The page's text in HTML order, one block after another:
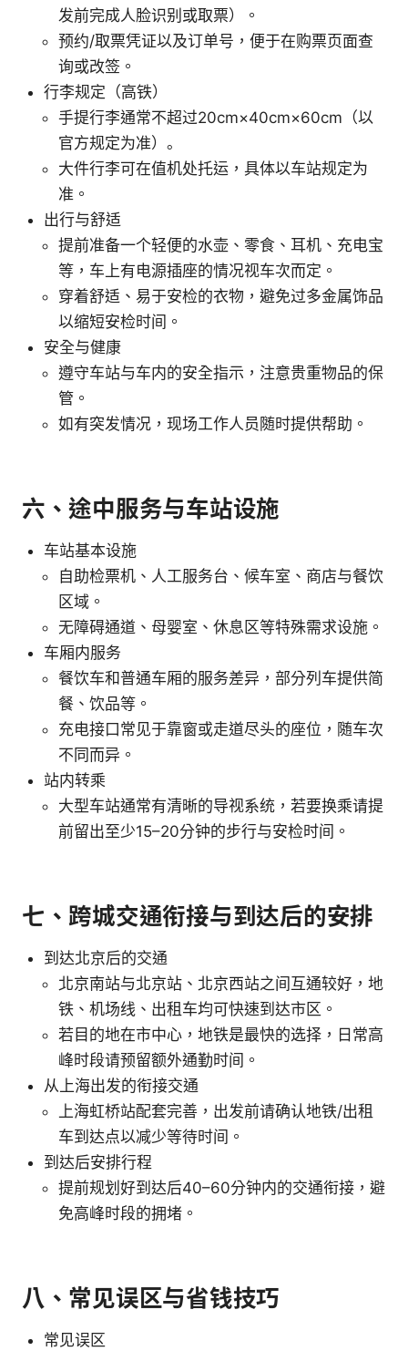
发前完成人脸识别或取票）。
预约/取票凭证以及订单号，便于在购票页面查
询或改签。
行李规定（高铁）
手提行李通常不超过20cm×40cm×60cm（以
官方规定为准）。
大件行李可在值机处托运，具体以车站规定为
准。
出行与舒适
提前准备一个轻便的水壶、零食、耳机、充电宝
等，车上有电源插座的情况视车次而定。
穿着舒适、易于安检的衣物，避免过多金属饰品
以缩短安检时间。
安全与健康
遵守车站与车内的安全指示，注意贵重物品的保
管。
如有突发情况，现场工作人员随时提供帮助。
六、途中服务与车站设施
车站基本设施
自助检票机、人工服务台、候车室、商店与餐饮
区域。
无障碍通道、母婴室、休息区等特殊需求设施。
车厢内服务
餐饮车和普通车厢的服务差异，部分列车提供简
餐、饮品等。
充电接口常见于靠窗或走道尽头的座位，随车次
不同而异。
站内转乘
大型车站通常有清晰的导视系统，若要换乘请提
前留出至少15–20分钟的步行与安检时间。
七、跨城交通衔接与到达后的安排
到达北京后的交通
北京南站与北京站、北京西站之间互通较好，地
铁、机场线、出租车均可快速到达市区。
若目的地在市中心，地铁是最快的选择，日常高
峰时段请预留额外通勤时间。
从上海出发的衔接交通
上海虹桥站配套完善，出发前请确认地铁/出租
车到达点以减少等待时间。
到达后安排行程
提前规划好到达后40–60分钟内的交通衔接，避
免高峰时段的拥堵。
八、常见误区与省钱技巧
常见误区